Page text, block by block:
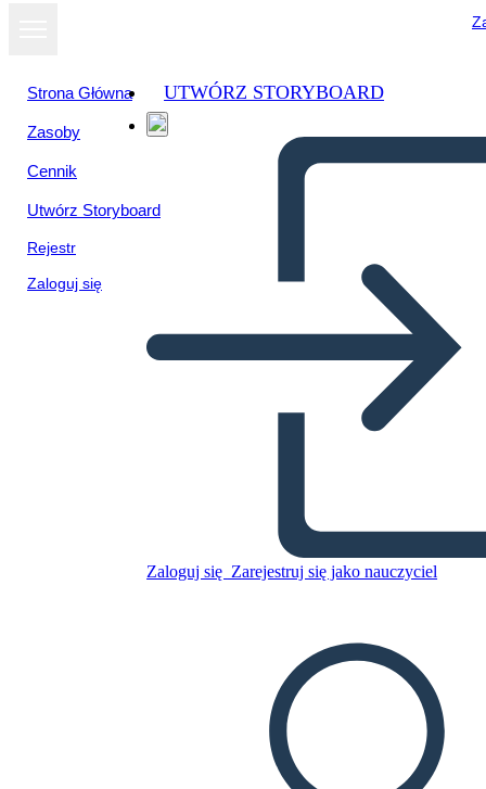
Strona Główna
Zasoby
Cennik
Utwórz Storyboard
Rejestr
Zaloguj się
UTWÓRZ STORYBOARD
Zaloguj się Zarejestruj się jako nauczyciel
emi
STWÓRZ SCENORYS
ODTWARZANIE POKAZU SLAJDÓW
PRZECZYTAJ MI
Wyświetl jako
pokaz slajdów